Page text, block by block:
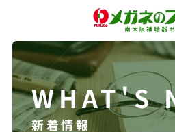
南大阪補聴器
新着情報